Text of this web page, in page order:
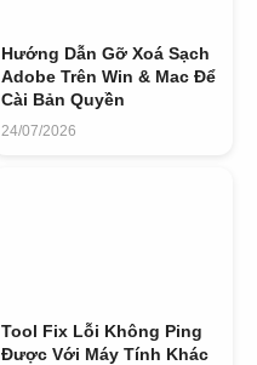
Hướng Dẫn Gỡ Xoá Sạch
Adobe Trên Win & Mac Để
Cài Bản Quyền
24/07/2026
Tool Fix Lỗi Không Ping
Được Với Máy Tính Khác